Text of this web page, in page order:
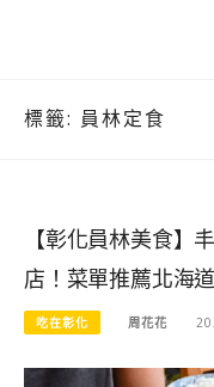
標籤: 員林定食
【彰化員林美食】
店！菜單推薦北海
吃在彰化 周花花